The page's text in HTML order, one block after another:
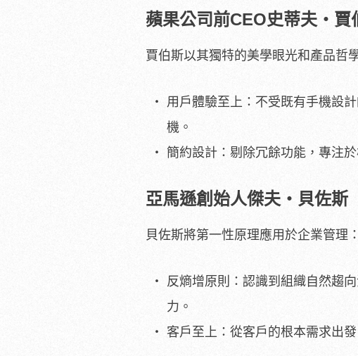
蘋果公司前CEO史蒂夫・賈
賈伯斯以其獨特的美學眼光和產品哲
用戶體驗至上：不受既有手機設
機。
簡約設計：剔除冗餘功能，專注
亞馬遜創始人傑夫・貝佐斯
貝佐斯將第一性原理應用於企業管理：
反熵增原則：認識到組織自然趨
力。
客戶至上：從客戶的根本需求出